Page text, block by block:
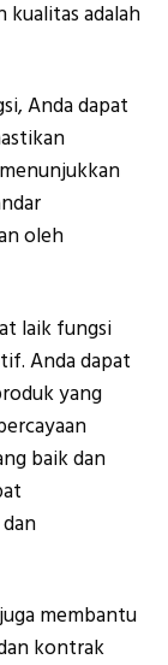
kualitas adalah
Anda dapat
oleh
laik fungsi
Anda dapat
yang
baik dan
membantu
kontrak